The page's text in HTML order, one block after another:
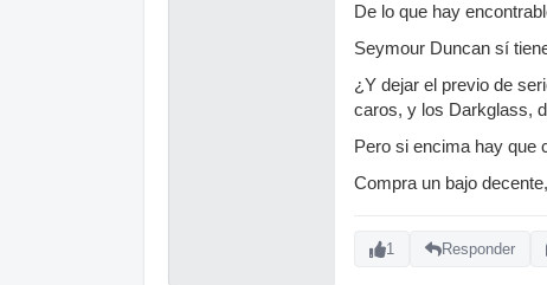
De lo que hay
Seymour Duncan sí
¿Y dejar el previo de
caros, y los Darkglass,
Pero si encima hay que
Compra un bajo
1 Responder